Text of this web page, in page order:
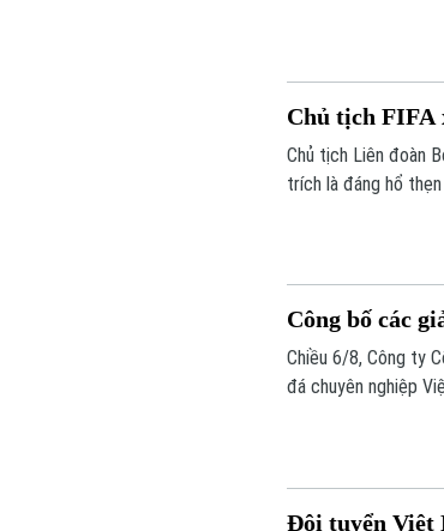
Chủ tịch FIFA
Chủ tịch Liên đoàn
trích là đáng hổ
Công bố các
Chiều 6/8, Công ty
đá chuyên nghiệp
Đội tuyển Việt